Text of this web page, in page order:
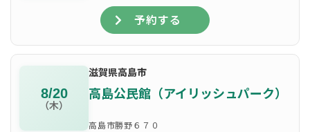
予約する
8/20
（木）
滋賀県高島市
高島公民館（アイリッシュパーク）
高島市勝野６７０